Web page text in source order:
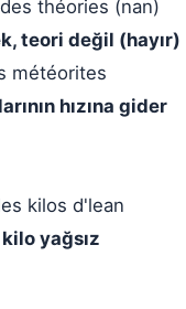
théories (nan)
teori değil (hayır)
météorites
hızına gider
kilos d'lean
yağsız